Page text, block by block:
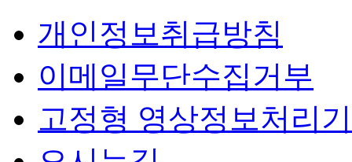
개인정보취급방침
이메일무단수집거부
고정형 영상정보처리